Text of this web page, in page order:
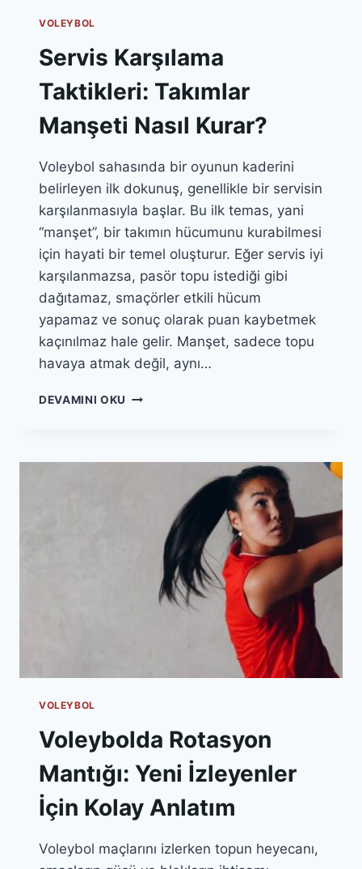
VOLEYBOL
Servis Karşılama
Taktikleri: Takımlar
Manşeti Nasıl Kurar?
Voleybol sahasında bir oyunun kaderini
belirleyen ilk dokunuş, genellikle bir servisin
karşılanmasıyla başlar. Bu ilk temas, yani
“manşet”, bir takımın hücumunu kurabilmesi
için hayati bir temel oluşturur. Eğer servis iyi
karşılanmazsa, pasör topu istediği gibi
dağıtamaz, smaçörler etkili hücum
yapamaz ve sonuç olarak puan kaybetmek
kaçınılmaz hale gelir. Manşet, sadece topu
havaya atmak değil, aynı…
DEVAMINI OKU SERVIS
MANŞETI
VOLEYBOL
Voleybolda Rotasyon
Mantığı: Yeni İzleyenler
İçin Kolay Anlatım
Voleybol maçlarını izlerken topun heyecanı,